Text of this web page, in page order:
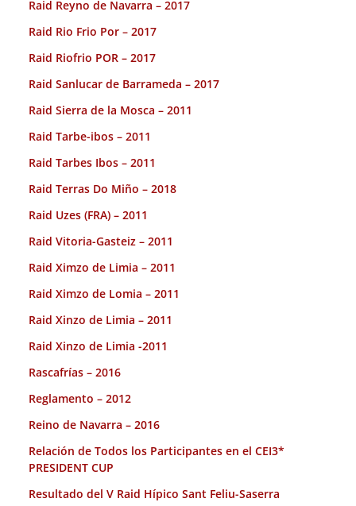
Raid Reyno de Navarra – 2017
Raid Rio Frio Por – 2017
Raid Riofrio POR – 2017
Raid Sanlucar de Barrameda – 2017
Raid Sierra de la Mosca – 2011
Raid Tarbe-ibos – 2011
Raid Tarbes Ibos – 2011
Raid Terras Do Miño – 2018
Raid Uzes (FRA) – 2011
Raid Vitoria-Gasteiz – 2011
Raid Ximzo de Limia – 2011
Raid Ximzo de Lomia – 2011
Raid Xinzo de Limia – 2011
Raid Xinzo de Limia -2011
Rascafrías – 2016
Reglamento – 2012
Reino de Navarra – 2016
Relación de Todos los Participantes en el CEI3*
PRESIDENT CUP
Resultado del V Raid Hípico Sant Feliu-Saserra